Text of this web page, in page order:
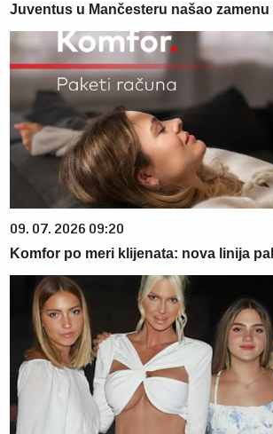
Juventus u Mančesteru našao zamenu
09. 07. 2026 09:20
Komfor po meri klijenata: nova linija